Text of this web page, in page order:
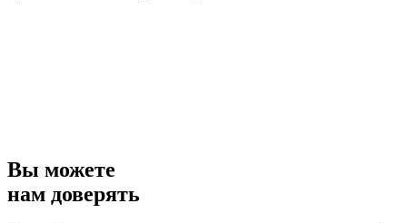
Вы можете
нам доверять